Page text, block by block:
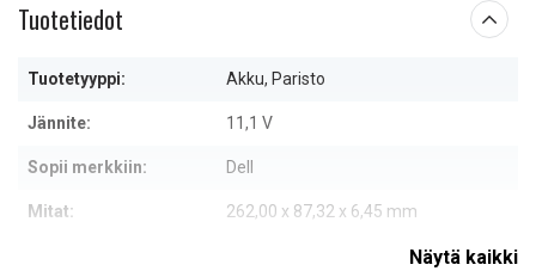
Tuotetiedot
Tuotetyyppi: Akku, Paristo
Jännite: 11,1 V
Sopii merkkiin: Dell
Mitat: 262,00 x 87,32 x 6,45 mm
Näytä kaikki